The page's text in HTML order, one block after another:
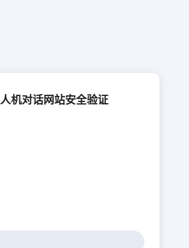
人机对话网站安全验证